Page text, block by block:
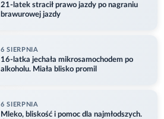
21-latek stracił prawo jazdy po nagraniu
brawurowej jazdy
6 SIERPNIA
16-latka jechała mikrosamochodem po
alkoholu. Miała blisko promil
6 SIERPNIA
Mleko, bliskość i pomoc dla najmłodszych.